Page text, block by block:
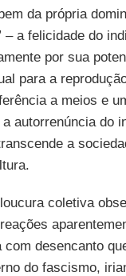
da própria
– a felicidade do
por sua
para a
a meios e
autorrenúncia do
a
coletiva
desencanto
do fascismo,